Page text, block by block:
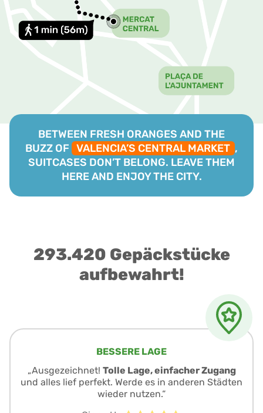
BETWEEN FRESH ORANGES AND THE
BUZZ OF VALENCIA’S CENTRAL MARKET ,
SUITCASES DON’T BELONG. LEAVE THEM
HERE AND ENJOY THE CITY.
293.420 Gepäckstücke
aufbewahrt!
BESSERE LAGE
„Ausgezeichnet! Tolle Lage, einfacher Zugang
und alles lief perfekt. Werde es in anderen Städten
wieder nutzen.“